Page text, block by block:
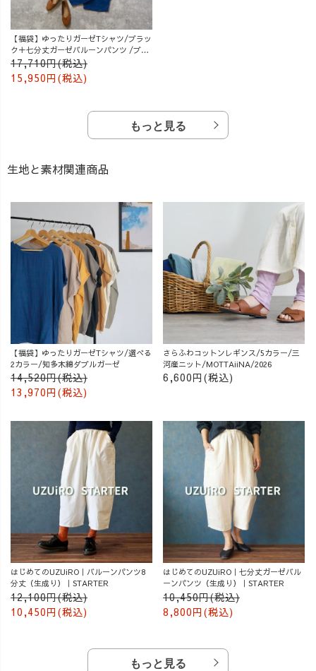
【福袋】ゆったりガーゼTシャツ/ブラッ
ク＋七分丈ガーゼバルーンパンツ /ブル
ー
17,710円(税込)
15,950円(税込)
もっと見る
生地と素材関連商品
【福袋】ゆったりガーゼTシャツ/選べる
2カラー/知多木綿ダブルガーゼ
14,520円(税込)
13,970円(税込)
さらふわコットンレギンス/5カラー/三
河産ニット/MOTTAiiNA/2026
6,600円(税込)
はじめてのUZUiRO｜バルーンパンツ8
分丈（生成り）｜STARTER
12,100円(税込)
10,450円(税込)
はじめてのUZUiRO｜七分丈ガーゼバル
ーンパンツ（生成り）｜STARTER
10,450円(税込)
8,800円(税込)
もっと見る